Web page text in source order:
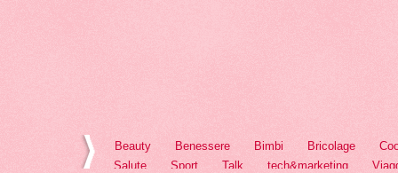
Beauty Benessere Bimbi Bricolage
Salute
Sport Talk tech&marketing